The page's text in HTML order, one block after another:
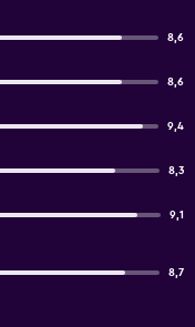
8,6
8,6
9,4
8,3
9,1
8,7